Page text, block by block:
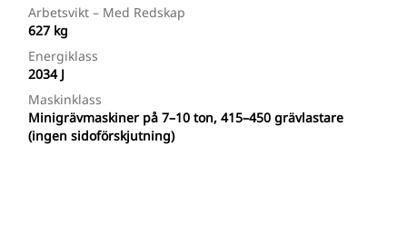
Arbetsvikt – Med Redskap
627 kg
Energiklass
2034 J
Maskinklass
Minigrävmaskiner på 7–10 ton, 415–450 grävlastare
(ingen sidoförskjutning)